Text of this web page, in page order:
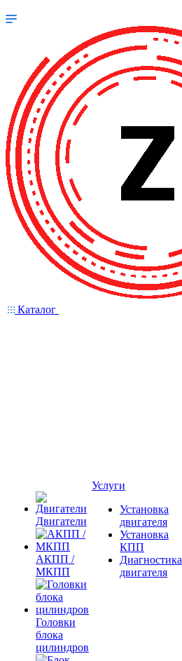
Каталог
Двигатели
АКПП /
МКПП
Головки
блока
цилиндров
Услуги
Установка
двигателя
Установка
КПП
Диагностика
двигателя